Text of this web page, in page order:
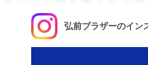
弘前ブラザーのイン